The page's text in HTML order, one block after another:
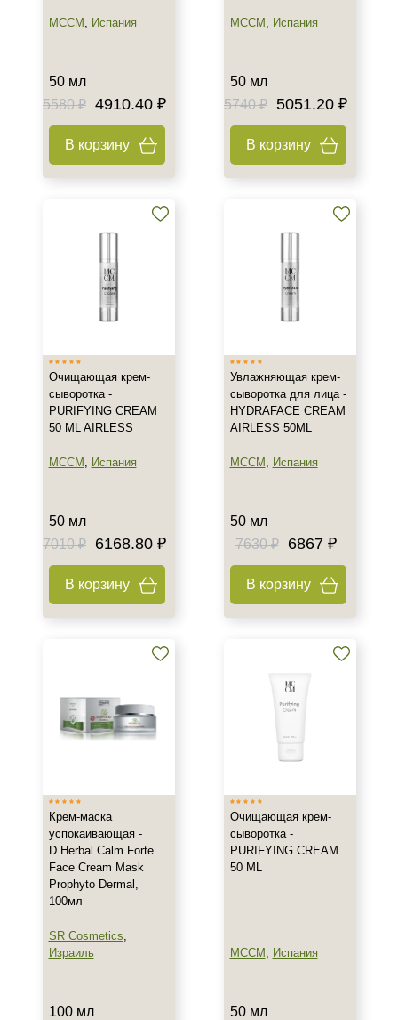
MCCM , Испания
50 мл
5580 ₽ 4910.40 ₽
В корзину
MCCM , Испания
50 мл
5740 ₽ 5051.20 ₽
В корзину
Очищающая крем-
сыворотка -
PURIFYING CREAM
50 ML AIRLESS
MCCM , Испания
50 мл
7010 ₽
6168.80 ₽
В корзину
Увлажняющая крем-
сыворотка для лица -
HYDRAFACE CREAM
AIRLESS 50ML
MCCM , Испания
50 мл
7630 ₽
6867 ₽
В корзину
Крем-маска
успокаивающая -
D.Herbal Calm Forte
Face Cream Mask
Prophyto Dermal,
100мл
SR Cosmetics,
Израиль
100 мл
Очищающая крем-
сыворотка -
PURIFYING CREAM
50 ML
MCCM , Испания
50 мл